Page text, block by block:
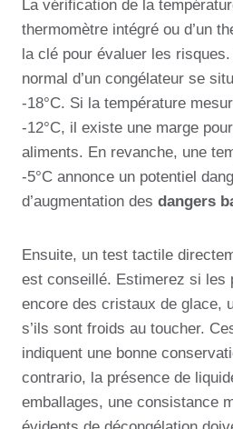
La vérification de la
thermomètre intégré ou d’un
la clé pour évaluer les
normal d’un congélateur se
-18°C. Si la température
-12°C, il existe une marge
aliments. En revanche, une
-5°C annonce un potentiel
d’augmentation des dangers
Ensuite, un test tactile
est conseillé. Estimerez si les
encore des cristaux de glace,
s’ils sont froids au toucher.
indiquent une bonne
contrario, la présence de
emballages, une consistance